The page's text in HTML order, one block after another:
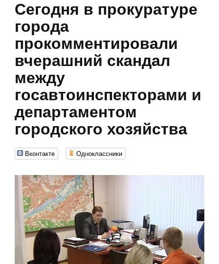
Сегодня в прокуратуре
города
прокомментировали
вчерашний скандал
между
госавтоинспекторами и
департаментом
городского хозяйства
Вконтакте Одноклассники